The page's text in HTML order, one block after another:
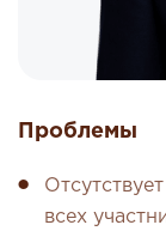
Проблемы
всех